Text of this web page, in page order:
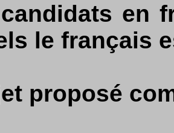
en
le français
proposé